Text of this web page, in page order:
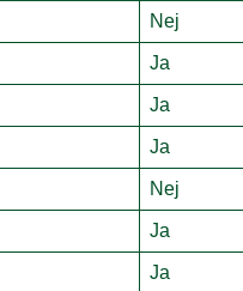
Nej
Ja
Ja
Ja
Nej
Ja
Ja